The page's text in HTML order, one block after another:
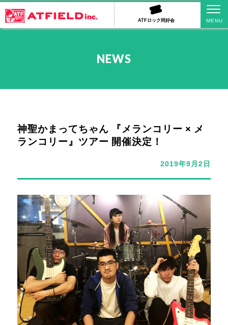
ATFロック同好会
NEWS
神聖かまってちゃん 『メランコリー × メ
ランコリー』ツアー 開催決定！
2019年9月2日